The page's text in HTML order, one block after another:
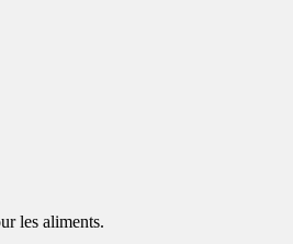
les aliments.